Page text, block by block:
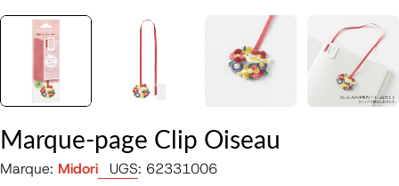
Marque-page Clip Oiseau
Marque: Midori UGS: 62331006